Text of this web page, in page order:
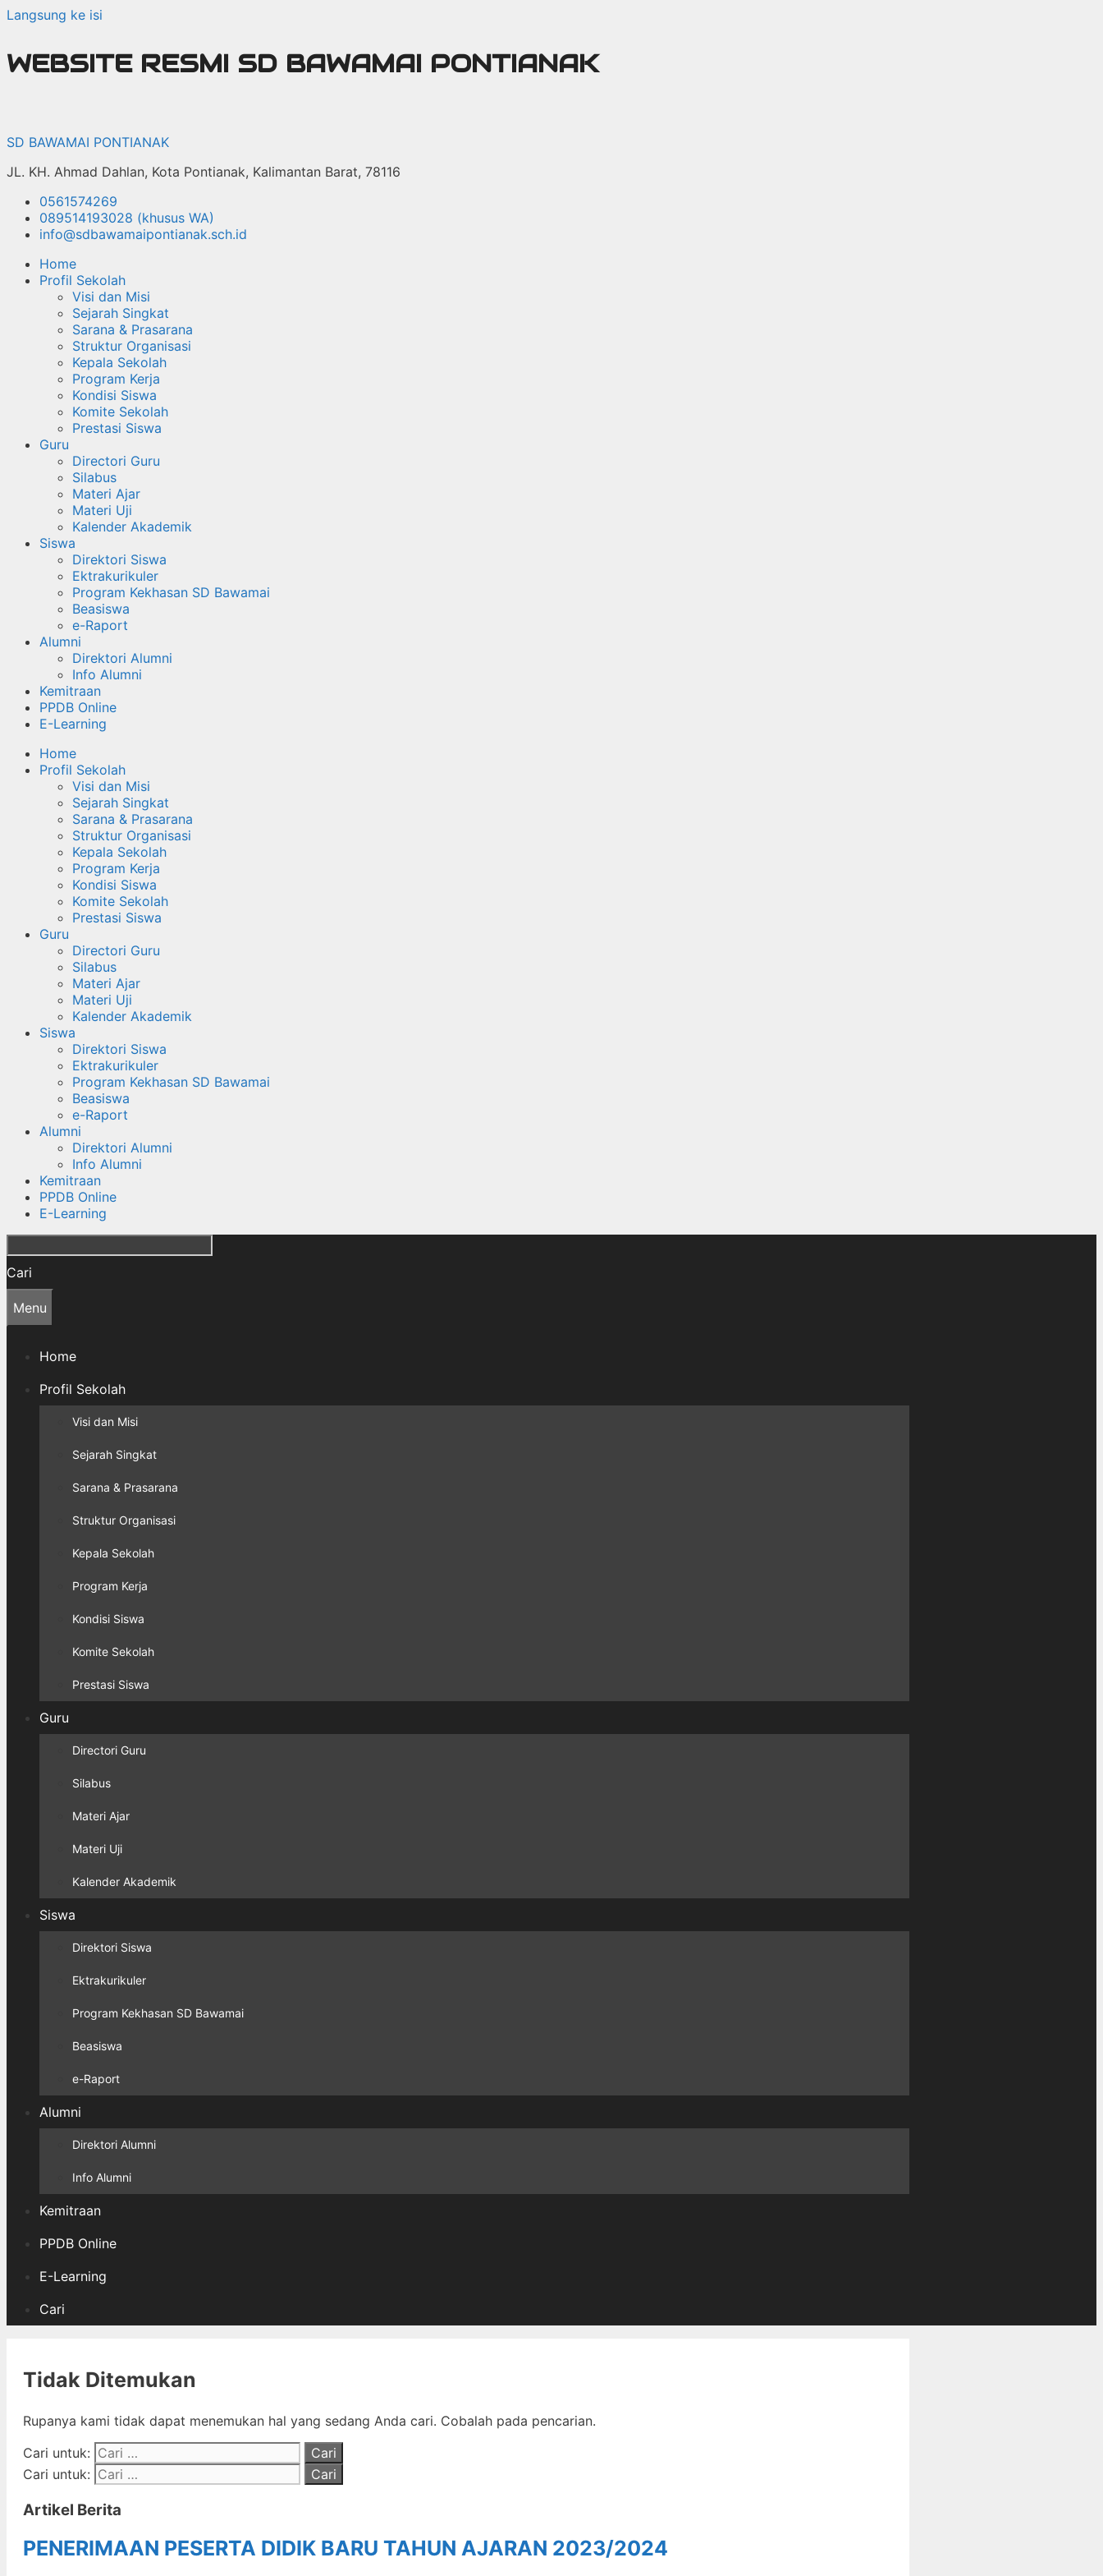
Langsung ke isi
WEBSITE RESMI SD BAWAMAI PONTIANAK
SD BAWAMAI PONTIANAK
JL. KH. Ahmad Dahlan, Kota Pontianak, Kalimantan Barat, 78116
0561574269
089514193028 (khusus WA)
info@sdbawamaipontianak.sch.id
Home
Profil Sekolah
Visi dan Misi
Sejarah Singkat
Sarana & Prasarana
Struktur Organisasi
Kepala Sekolah
Program Kerja
Kondisi Siswa
Komite Sekolah
Prestasi Siswa
Guru
Directori Guru
Silabus
Materi Ajar
Materi Uji
Kalender Akademik
Siswa
Direktori Siswa
Ektrakurikuler
Program Kekhasan SD Bawamai
Beasiswa
e-Raport
Alumni
Direktori Alumni
Info Alumni
Kemitraan
PPDB Online
E-Learning
Home
Profil Sekolah
Visi dan Misi
Sejarah Singkat
Sarana & Prasarana
Struktur Organisasi
Kepala Sekolah
Program Kerja
Kondisi Siswa
Komite Sekolah
Prestasi Siswa
Guru
Directori Guru
Silabus
Materi Ajar
Materi Uji
Kalender Akademik
Siswa
Direktori Siswa
Ektrakurikuler
Program Kekhasan SD Bawamai
Beasiswa
e-Raport
Alumni
Direktori Alumni
Info Alumni
Kemitraan
PPDB Online
E-Learning
Cari
Menu
Home
Profil Sekolah
Visi dan Misi
Sejarah Singkat
Sarana & Prasarana
Struktur Organisasi
Kepala Sekolah
Program Kerja
Kondisi Siswa
Komite Sekolah
Prestasi Siswa
Guru
Directori Guru
Silabus
Materi Ajar
Materi Uji
Kalender Akademik
Siswa
Direktori Siswa
Ektrakurikuler
Program Kekhasan SD Bawamai
Beasiswa
e-Raport
Alumni
Direktori Alumni
Info Alumni
Kemitraan
PPDB Online
E-Learning
Cari
Tidak Ditemukan
Rupanya kami tidak dapat menemukan hal yang sedang Anda cari. Cobalah pada pencarian.
Cari untuk:
Cari untuk:
Artikel Berita
PENERIMAAN PESERTA DIDIK BARU TAHUN AJARAN 2023/2024